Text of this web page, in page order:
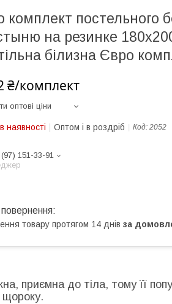
комплект постельного
на резинке
білизна Євро
₴/комплект
оптові ціни
наявності Оптом і в роздріб Код: 2052
151-33-91
товару протягом 14 днів за
приємна до тіла, тому її
щороку.